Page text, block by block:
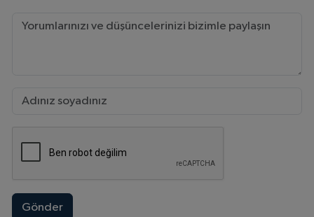
Gönder